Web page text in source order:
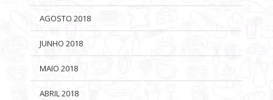
AGOSTO 2018
JUNHO 2018
MAIO 2018
ABRIL 2018